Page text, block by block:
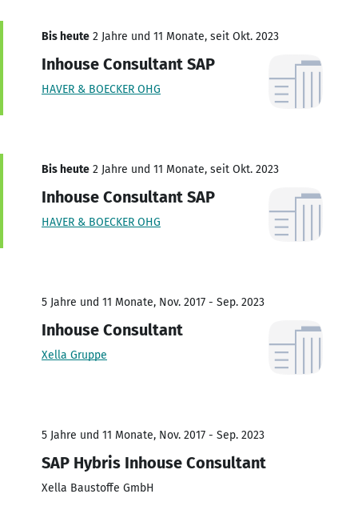
Bis heute 2 Jahre und 11 Monate, seit Okt. 2023
Inhouse Consultant SAP
HAVER & BOECKER OHG
Bis heute 2 Jahre und 11 Monate, seit Okt. 2023
Inhouse Consultant SAP
HAVER & BOECKER OHG
5 Jahre und 11 Monate, Nov. 2017 - Sep. 2023
Inhouse Consultant
Xella Gruppe
5 Jahre und 11 Monate, Nov. 2017 - Sep. 2023
SAP Hybris Inhouse Consultant
Xella Baustoffe GmbH